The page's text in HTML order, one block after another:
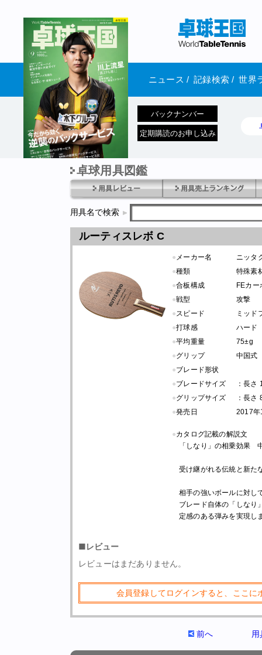
ニュース / 記録検索 / 世界
1970年1月01日 発売
バックナンバー
定期購読のお申し込み
卓球用具図鑑
用具名で検索
ルーティスレボ C
● メーカー名
ニッタ
●種類
特殊素
●合板構成
FEカ
●戦型
攻撃
●スピード
ミッド
●打球感
ハード
●平均重量
75±g
●グリップ
中国式
●ブレード形状
●ブレードサイズ
：長さ
●グリップサイズ
：長さ
●発売日 2017年
●カタログ記載の解説文
「しなり」の相乗効果
受け継がれる伝統と新た
相手の強いボールに対し
ブレード自体の「しなり
定感のある弾みを実現し
■レビュー
レビューはまだありません。
会員登録してログインすると、ここ
前へ